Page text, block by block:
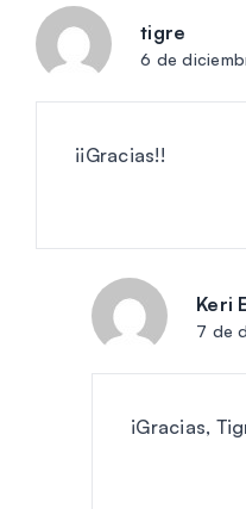
tigre
6 de
¡¡Gracias!!
Keri
7 de
¡Gracias,